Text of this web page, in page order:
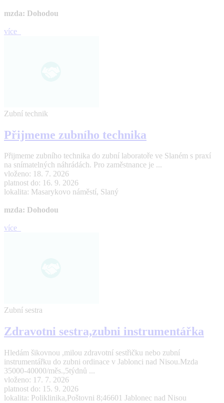
mzda: Dohodou
více
Zubní technik
Přijmeme zubního technika
Přijmeme zubního technika do zubní laboratoře ve Slaném s praxí
na snímatelných náhrádách. Pro zaměstnance je ...
vloženo: 18. 7. 2026
platnost do: 16. 9. 2026
lokalita: Masarykovo náměstí, Slaný
mzda: Dohodou
více
Zubní sestra
Zdravotni sestra,zubni instrumentářka
Hledám šikovnou ,milou zdravotní sestřičku nebo zubní
instrumentářku do zubni ordinace v Jablonci nad Nisou.Mzda
35000-40000/měs.,5týdnů ...
vloženo: 17. 7. 2026
platnost do: 15. 9. 2026
lokalita: Poliklinika,Poštovni 8;46601 Jablonec nad Nisou